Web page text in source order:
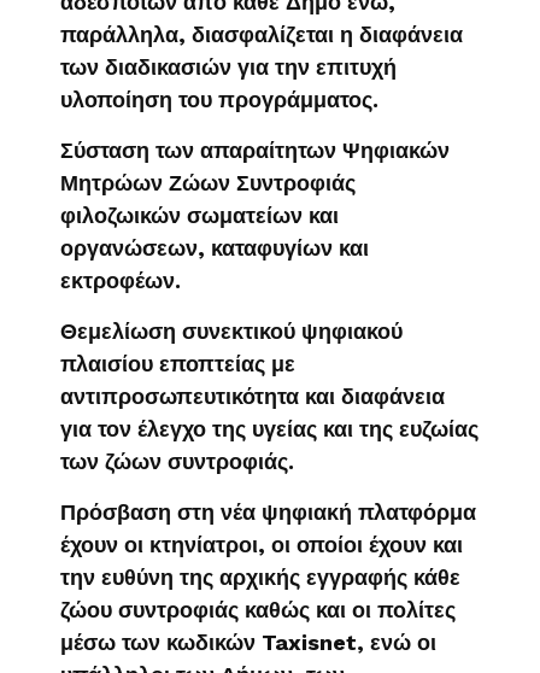
παράλληλα, διασφαλίζεται η διαφάνεια
των διαδικασιών για την επιτυχή
υλοποίηση του προγράμματος.
Σύσταση των απαραίτητων Ψηφιακών
Μητρώων Ζώων Συντροφιάς
φιλοζωικών σωματείων και
οργανώσεων, καταφυγίων και
εκτροφέων.
Θεμελίωση συνεκτικού ψηφιακού
πλαισίου εποπτείας με
αντιπροσωπευτικότητα και διαφάνεια
για τον έλεγχο της υγείας και της ευζωίας
των ζώων συντροφιάς.
Πρόσβαση στη νέα ψηφιακή πλατφόρμα
έχουν οι κτηνίατροι, οι οποίοι έχουν και
την ευθύνη της αρχικής εγγραφής κάθε
ζώου συντροφιάς καθώς και οι πολίτες
μέσω των κωδικών Taxisnet, ενώ οι